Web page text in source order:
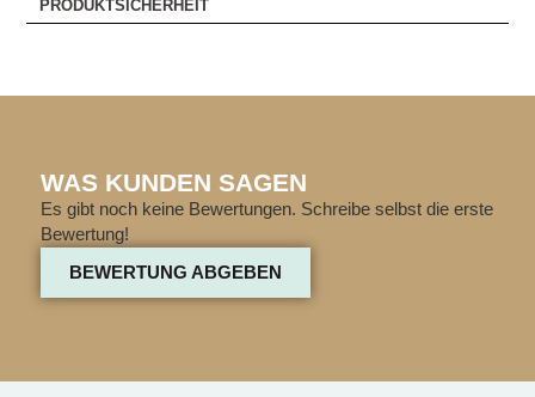
PRODUKTSICHERHEIT
WAS KUNDEN SAGEN
Es gibt noch keine Bewertungen. Schreibe selbst die erste
Bewertung!
BEWERTUNG ABGEBEN